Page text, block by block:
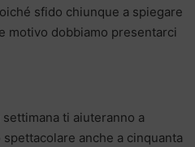
sfido chiunque a spiegare
motivo dobbiamo presentarci
ti aiuteranno a
anche a cinquanta